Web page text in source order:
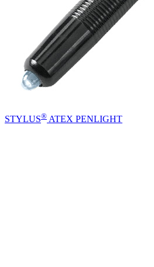
STYLUS® ATEX PENLIGHT